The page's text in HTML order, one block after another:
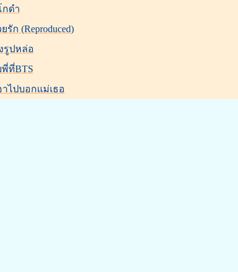
กดำ
ก (Reproduced)
รูปหล่อ
ที่BTS
ไปบอกแม่เธอ